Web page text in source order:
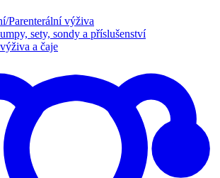
Parenterální výživa
sety, sondy a příslušenství
a čaje